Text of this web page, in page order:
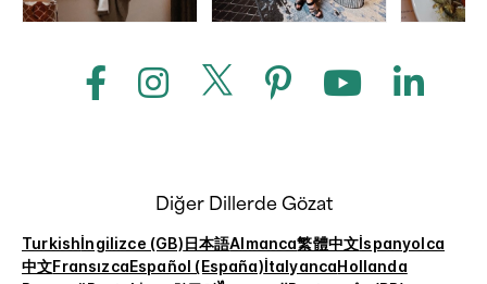
Diğer Dillerde Gözat
Turkish İngilizce (GB) 日本語Almanca繁體中文 İspanyolca
中文FransızcaEspañol (España) İtalyancaHollanda